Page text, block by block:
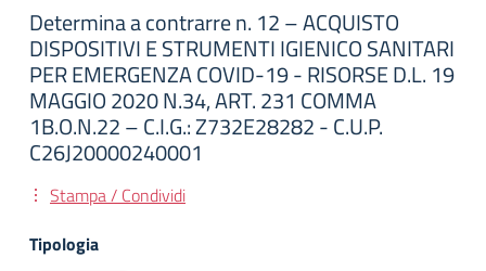
Determina a contrarre n. 12 – ACQUISTO
DISPOSITIVI E STRUMENTI IGIENICO SANITARI
PER EMERGENZA COVID-19 - RISORSE D.L. 19
MAGGIO 2020 N.34, ART. 231 COMMA
1B.O.N.22 – C.I.G.: Z732E28282 - C.U.P.
C26J20000240001
Stampa / Condividi
Tipologia